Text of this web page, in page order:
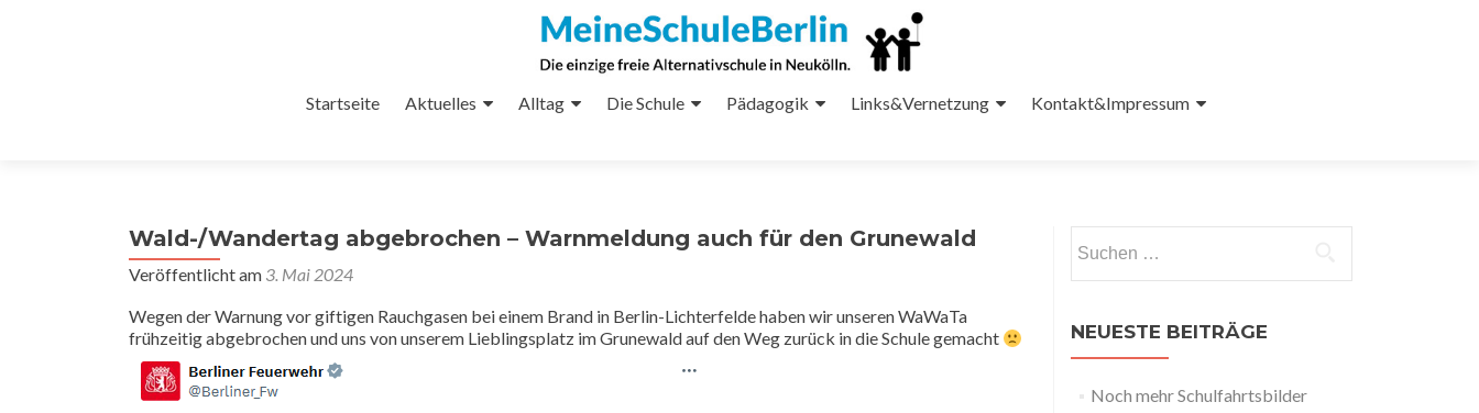
Startseite Aktuelles Alltag Die Schule Pädagogik Links&Vernetzung Kontakt&Impressum
Wald-/Wandertag abgebrochen – Warnmeldung auch für den Grunewald
Veröffentlicht am 3. Mai 2024
Wegen der Warnung vor giftigen Rauchgasen bei einem Brand in Berlin-Lichterfelde haben wir unseren WaWaTa
frühzeitig abgebrochen und uns von unserem Lieblingsplatz im Grunewald auf den Weg zurück in die Schule gemacht
nach:
NEUESTE BEITRÄGE
Noch mehr Schulfahrtsbilder